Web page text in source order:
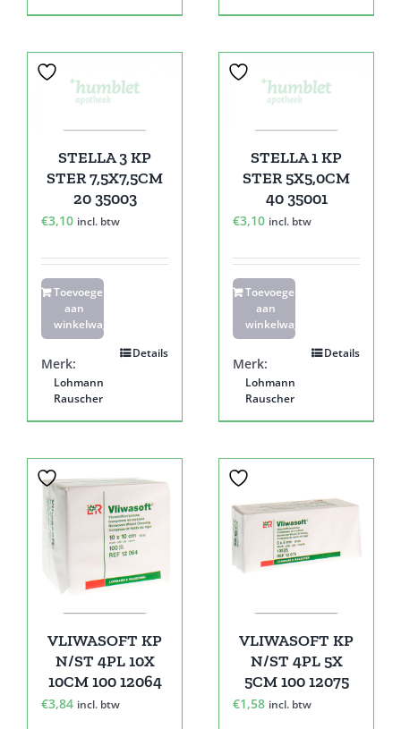
STELLA 3 KP
STER 7,5X7,5CM
20 35003
€3,10 incl. btw
Toevoegen
aan
winkelwagen
Details
Merk:
Lohmann
Rauscher
STELLA 1 KP
STER 5X5,0CM
40 35001
€3,10 incl. btw
Toevoegen
aan
winkelwagen
Details
Merk:
Lohmann
Rauscher
VLIWASOFT KP
N/ST 4PL 10X
10CM 100 12064
€3,84 incl. btw
VLIWASOFT KP
N/ST 4PL 5X
5CM 100 12075
€1,58 incl. btw